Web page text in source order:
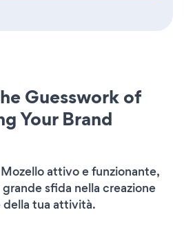
Guesswork of
Your Brand
attivo e funzionante,
sfida nella creazione
della tua attività.